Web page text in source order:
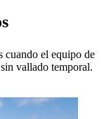
cuando el equipo de
vallado temporal.